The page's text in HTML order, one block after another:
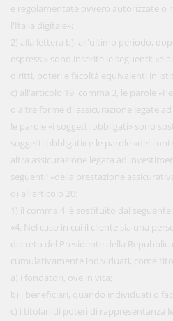
e regolamentate ovvero autorizzate o
l'Italia digitale»;
2) alla lettera b), all'ultimo periodo,
espressi» sono inserite le seguenti: «e
diritti, poteri e facoltà equivalenti in
c) all'articolo 19, comma 3, le parole
o altre forme di assicurazione legate
le parole «i soggetti obbligati» sono
soggetti obbligati» e le parole «del
altra assicurazione legata ad
seguenti: «della prestazione
d) all'articolo 20:
1) il comma 4, è sostituito dal seguente:
«4. Nel caso in cui il cliente sia una
decreto del Presidente della
cumulativamente individuati, come
a) i fondatori, ove in vita;
b) i beneficiari, quando individuati o
c) i titolari di poteri di rappresentanza